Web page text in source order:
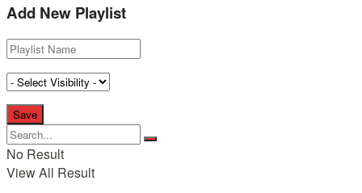
Add New Playlist
No Result
View All Result